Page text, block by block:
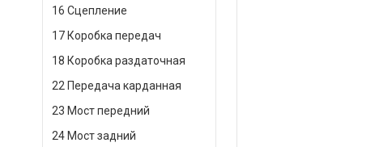
16 Сцепление
17 Коробка передач
18 Коробка раздаточная
22 Передача карданная
23 Мост передний
24 Мост задний